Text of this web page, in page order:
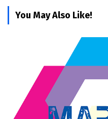
You May Also Like!